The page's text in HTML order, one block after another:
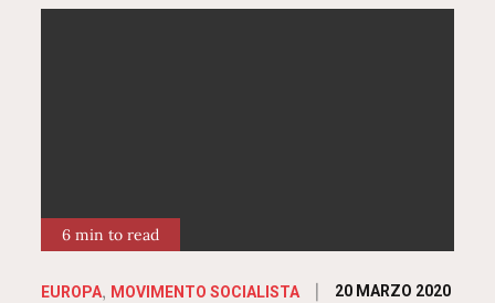
6 min to read
EUROPA MOVIMENTO SOCIALISTA
Posted
20 MARZO 2020